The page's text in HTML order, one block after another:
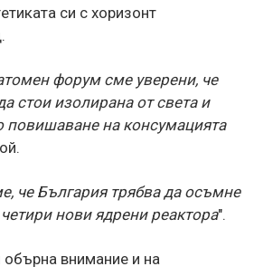
си с хоризонт
форум сме уверени, че
стои изолирана от света и
повишаване на консумацията
че България трябва да осъмне
нови ядрени реактора".
обърна внимание и на